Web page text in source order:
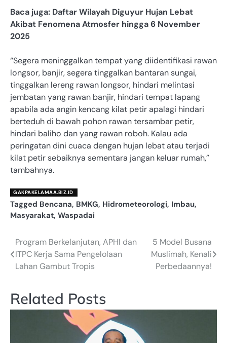
Baca juga: Daftar Wilayah Diguyur Hujan Lebat
Akibat Fenomena Atmosfer hingga 6 November
2025
“Segera meninggalkan tempat yang diidentifikasi rawan
longsor, banjir, segera tinggalkan bantaran sungai,
tinggalkan lereng rawan longsor, hindari melintasi
jembatan yang rawan banjir, hindari tempat lapang
apabila ada angin kencang kilat petir apalagi hindari
berteduh di bawah pohon rawan tersambar petir,
hindari baliho dan yang rawan roboh. Kalau ada
peringatan dini cuaca dengan hujan lebat atau terjadi
kilat petir sebaiknya sementara jangan keluar rumah,”
tambahnya.
GAKPAKELAMAA.BIZ.ID
Tagged Bencana, BMKG, Hidrometeorologi, Imbau,
Masyarakat, Waspadai
Navigasi
pos
Program Berkelanjutan, APHI dan
ITPC Kerja Sama Pengelolaan
Lahan Gambut Tropis
5 Model Busana
Muslimah, Kenali
Perbedaannya!
Related Posts